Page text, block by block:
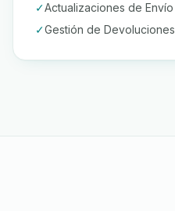
✓Actualizaciones de Envío
✓Gestión de Devoluciones